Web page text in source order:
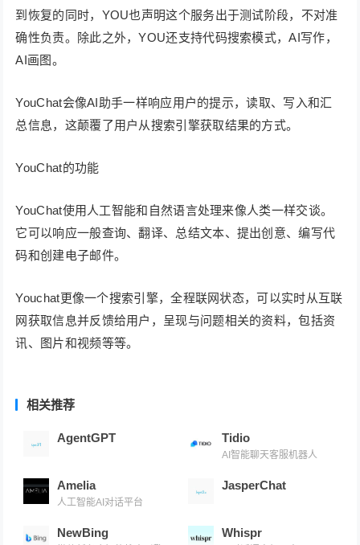
到恢复的同时，YOU也声明这个服务出于测试阶段，不对准
确性负责。除此之外，YOU还支持代码搜索模式，AI写作，
AI画图。
YouChat会像AI助手一样响应用户的提示，读取、写入和汇
总信息，这颠覆了用户从搜索引擎获取结果的方式。
YouChat的功能
YouChat使用人工智能和自然语言处理来像人类一样交谈。
它可以响应一般查询、翻译、总结文本、提出创意、编写代
码和创建电子邮件。
Youchat更像一个搜索引擎，全程联网状态，可以实时从互联
网获取信息并反馈给用户，呈现与问题相关的资料，包括资
讯、图片和视频等等。
相关推荐
AgentGPT Tidio
AI智能聊天客服机器人
Amelia
人工智能AI对话平台
JasperChat
NewBing Whispr